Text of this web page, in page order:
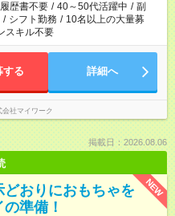
履歴書不要 / 40～50代活躍中 / 副
/ シフト勤務 / 10名以上の大量募
スキル不要
する 詳細へ
会社マイワーク
掲載日：2026.08.06
NEW
どおりにおもちゃを
準備！